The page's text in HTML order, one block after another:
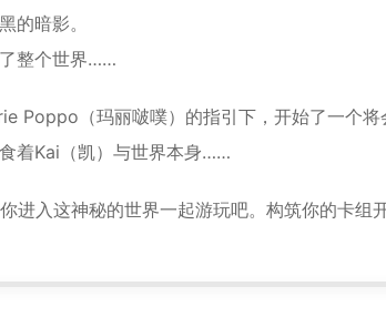
的暗影。
整个世界……
Poppo（玛丽啵噗）的指引下，开始了一个将
着Kai（凯）与世界本身……
进入这神秘的世界一起游玩吧。构筑你的卡组
*